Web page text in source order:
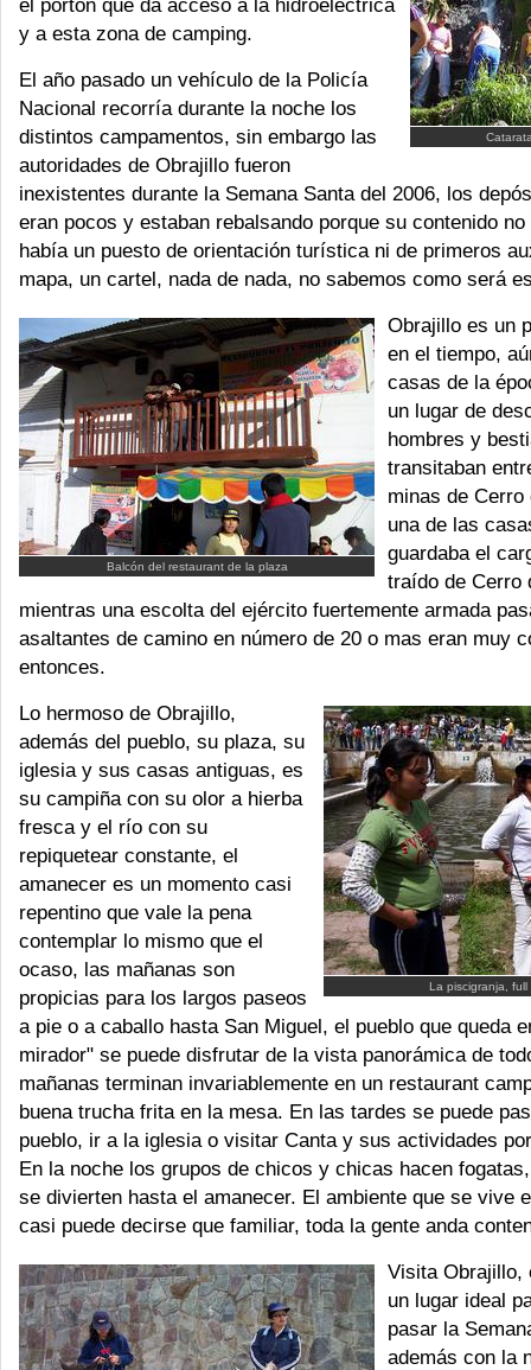
el portón que da acceso a la hidroeléctrica
y a esta zona de camping.
El año pasado un vehículo de la Policía
Nacional recorría durante la noche los
distintos campamentos, sin embargo las
autoridades de Obrajillo fueron
inexistentes durante la Semana Santa del 2006, los
eran pocos y estaban rebalsando porque su contenido
había un puesto de orientación turística ni de primeros
mapa, un cartel, nada de nada, no sabemos como será
Balcón del restaurant de la plaza
Obrajillo es un
en el tiempo,
casas de la
un lugar de
hombres y
transitaban
minas de Cerro
una de las
guardaba el
traído de Cerro
mientras una escolta del ejército fuertemente armada
asaltantes de camino en número de 20 o mas eran muy
entonces.
La piscigranja, full
Lo hermoso de Obrajillo,
además del pueblo, su plaza, su
iglesia y sus casas antiguas, es
su campiña con su olor a hierba
fresca y el río con su
repiquetear constante, el
amanecer es un momento casi
repentino que vale la pena
contemplar lo mismo que el
ocaso, las mañanas son
propicias para los largos paseos
a pie o a caballo hasta San Miguel, el pueblo que queda
mirador" se puede disfrutar de la vista panorámica de
mañanas terminan invariablemente en un restaurant
buena trucha frita en la mesa. En las tardes se puede
pueblo, ir a la iglesia o visitar Canta y sus actividades
En la noche los grupos de chicos y chicas hacen
se divierten hasta el amanecer. El ambiente que se vive
casi puede decirse que familiar, toda la gente anda
Visita Obrajillo,
un lugar ideal
pasar la
además con la